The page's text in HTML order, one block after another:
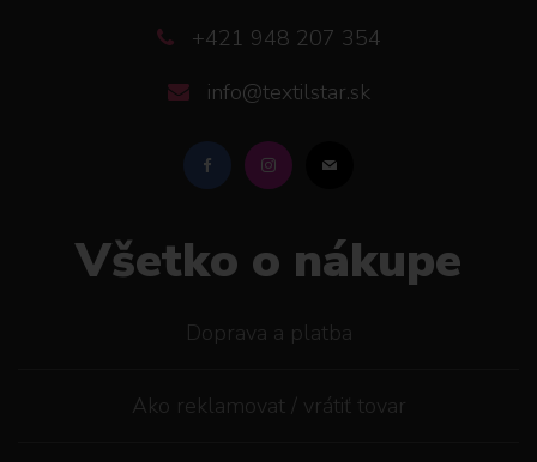
+421 948 207 354
info@textilstar.sk
Všetko o nákupe
Doprava a platba
Ako reklamovat / vrátiť tovar